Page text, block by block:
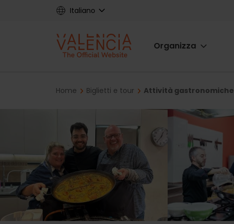
Italiano
Main
Organizza
Breadcrumb
Home Biglietti e tour Attività gastronomiche